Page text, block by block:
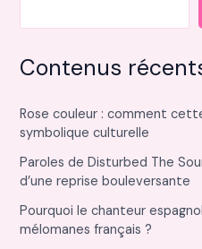
incontournables
Contenus
Rose couleur : comment
symbolique culturelle
Paroles de Disturbed The
d’une reprise bouleversante
Pourquoi le chanteur
mélomanes français ?